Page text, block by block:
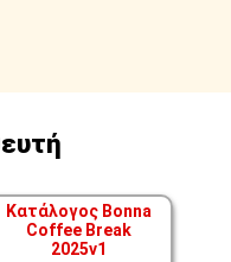
Κατάλογος Bonna
Coffee Break
2025v1